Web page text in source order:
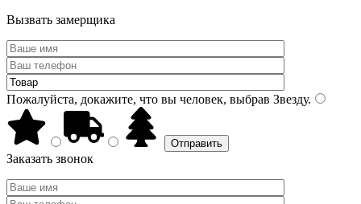
Вызвать замерщика
Пожалуйста, докажите, что вы человек, выбрав Звезду.
Заказать звонок